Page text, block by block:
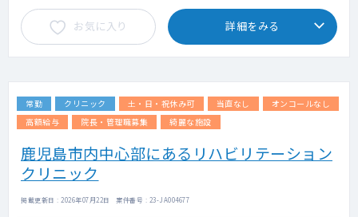
お気に入り 詳細をみる
常勤 クリニック 土・日・祝休み可 当直なし
オンコールなし
高額給与
院長・管理職募集 綺麗な施設
鹿児島市内中心部にあるリハビリテーション
クリニック
掲載更新日 : 2026年07月22日 案件番号 : 23-JA004677